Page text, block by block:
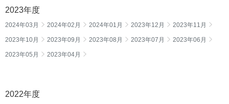
2023年度
2024年03月 2024年02月 2024年01月 2023年12月 2023年11月
2023年10月 2023年09月 2023年08月 2023年07月 2023年06月
2023年05月 2023年04月
2022年度